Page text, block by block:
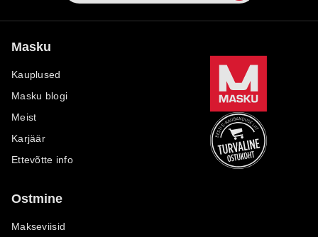
Masku
Kauplused
Masku blogi
Meist
Karjäär
Ettevõtte info
Ostmine
Makseviisid